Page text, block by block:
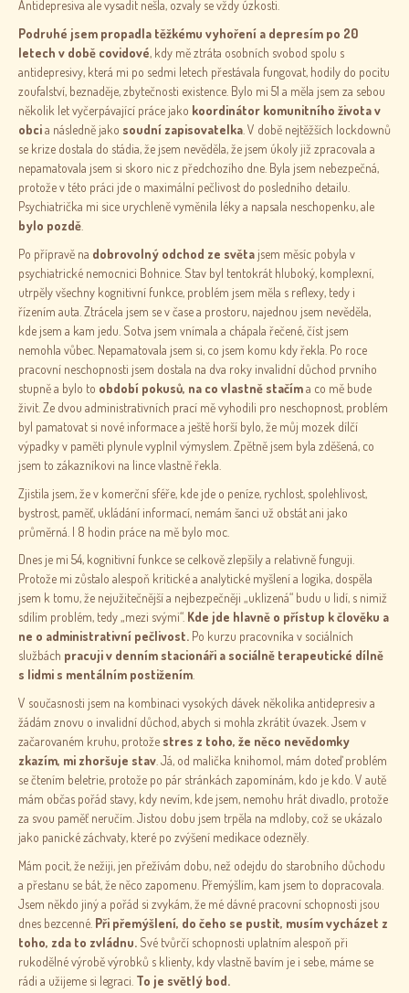
Antidepresiva ale vysadit nešla, ozvaly se vždy úzkosti.
Podruhé jsem propadla těžkému vyhoření a depresím po 20
letech v době covidové, kdy mě ztráta osobních svobod spolu s
antidepresivy, která mi po sedmi letech přestávala fungovat, hodily do pocitu
zoufalství, beznaděje, zbytečnosti existence. Bylo mi 51 a měla jsem za sebou
několik let vyčerpávající práce jako koordinátor komunitního života v
obcia následně jako soudní zapisovatelka . V době nejtěžších lockdownů
se krize dostala do stádia, že jsem nevěděla, že jsem úkoly již zpracovala a
nepamatovala jsem si skoro nic z předchozího dne. Byla jsem nebezpečná,
protože v této práci jde o maximální pečlivost do posledního detailu.
Psychiatrička mi sice urychleně vyměnila léky a napsala neschopenku, ale
bylo pozdě
Po přípravě na dobrovolný odchod ze světa jsem měsíc pobyla v
psychiatrické nemocnici Bohnice. Stav byl tentokrát hluboký, komplexní,
utrpěly všechny kognitivní funkce, problém jsem měla s reflexy, tedy i
řízením auta. Ztrácela jsem se v čase a prostoru, najednou jsem nevěděla,
kde jsem a kam jedu. Sotva jsem vnímala a chápala řečené, číst jsem
nemohla vůbec. Nepamatovala jsem si, co jsem komu kdy řekla. Po roce
pracovní neschopnosti jsem dostala na dva roky invalidní důchod prvního
stupně a bylo to období pokusů, na co vlastně stačíma co mě bude
živit. Ze dvou administrativních prací mě vyhodili pro neschopnost, problém
byl pamatovat si nové informace a ještě horší bylo, že můj mozek dílčí
výpadky v paměti plynule vyplnil výmyslem. Zpětně jsem byla zděšená, co
jsem to zákazníkovi na lince vlastně řekla.
Zjistila jsem, že v komerční sféře, kde jde o peníze, rychlost, spolehlivost,
bystrost, paměť, ukládání informací, nemám šanci už obstát ani jako
průměrná. I 8 hodin práce na mě bylo moc.
Dnes je mi 54, kognitivní funkce se celkově zlepšily a relativně funguji.
Protože mi zůstalo alespoň kritické a analytické myšlení a logika, dospěla
jsem k tomu, že nejužitečnější a nejbezpečněji „uklizená“ budu u lidí, s nimiž
sdílím problém, tedy „mezi svými“. Kde jde hlavně o přístup k člověku a
ne o administrativní pečlivost. Po kurzu pracovníka v sociálních
službách pracuji v denním stacionáři a sociálně terapeutické dílně
s lidmi s mentálním postižením
V současnosti jsem na kombinaci vysokých dávek několika antidepresiv a
žádám znovu o invalidní důchod, abych si mohla zkrátit úvazek. Jsem v
začarovaném kruhu, protože stres z toho, že něco nevědomky
zkazím, mi zhoršuje stav . Já, od malička knihomol, mám doteď problém
se čtením beletrie, protože po pár stránkách zapomínám, kdo je kdo. V autě
mám občas pořád stavy, kdy nevím, kde jsem, nemohu hrát divadlo, protože
za svou paměť neručím. Jistou dobu jsem trpěla na mdloby, což se ukázalo
jako panické záchvaty, které po zvýšení medikace odezněly.
Mám pocit, že nežiji, jen přežívám dobu, než odejdu do starobního důchodu
a přestanu se bát, že něco zapomenu. Přemýšlím, kam jsem to dopracovala.
Jsem někdo jiný a pořád si zvykám, že mé dávné pracovní schopnosti jsou
dnes bezcenné. Při přemýšlení, do čeho se pustit, musím vycházet z
toho, zda to zvládnu. Své tvůrčí schopnosti uplatním alespoň při
rukodělné výrobě výrobků s klienty, kdy vlastně bavím je i sebe, máme se
rádi a užijeme si legraci. To je světlý bod.